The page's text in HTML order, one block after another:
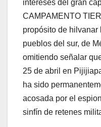
intereses del gran
CAMPAMENTO
propósito de
pueblos del sur, de
omitiendo señalar
25 de abril en
ha sido
acosada por el
sinfín de retenes